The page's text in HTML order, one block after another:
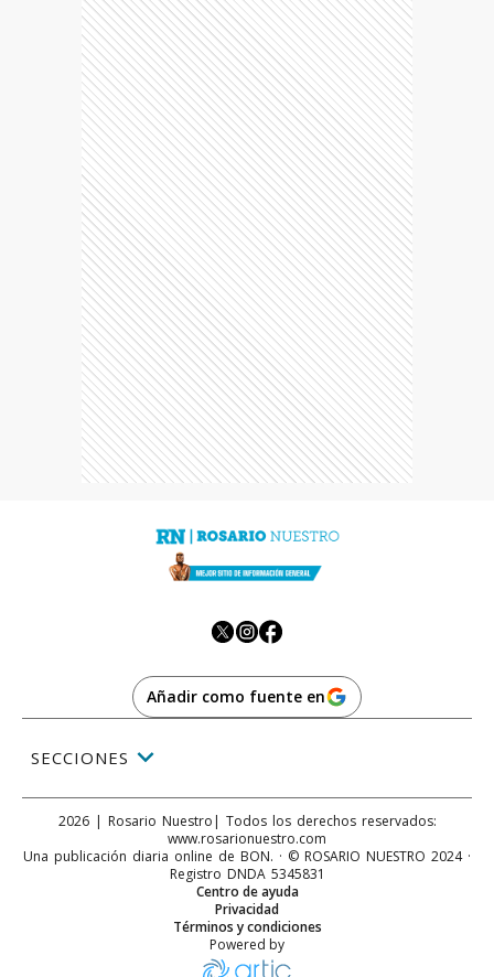
Añadir como fuente en
SECCIONES
2026| Rosario Nuestro | Todos los derechos reservados:
www.rosarionuestro.com
Una publicación diaria online de BON. · © ROSARIO NUESTRO 2024 ·
Registro DNDA 5345831
Términos y condiciones
Privacidad
Centro de ayuda
Powered by